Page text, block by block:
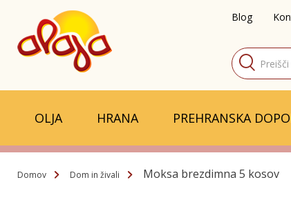
Blog
Products
search
OLJA HRANA PREHRANSKA
Domov Dom in živali Moksa brezdimna 5 kosov